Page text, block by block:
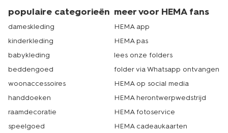
populaire categorieën
dameskleding
kinderkleding
babykleding
beddengoed
woonaccessoires
handdoeken
raamdecoratie
speelgoed
meer voor HEMA fans
HEMA app
HEMA pas
lees onze folders
folder via Whatsapp ontvangen
HEMA op social media
HEMA herontwerpwedstrijd
HEMA fotoservice
HEMA cadeaukaarten